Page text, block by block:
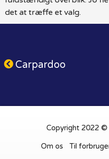
det at træffe et valg.
Carpardoo
Copyright 2022 ©
Om os Til